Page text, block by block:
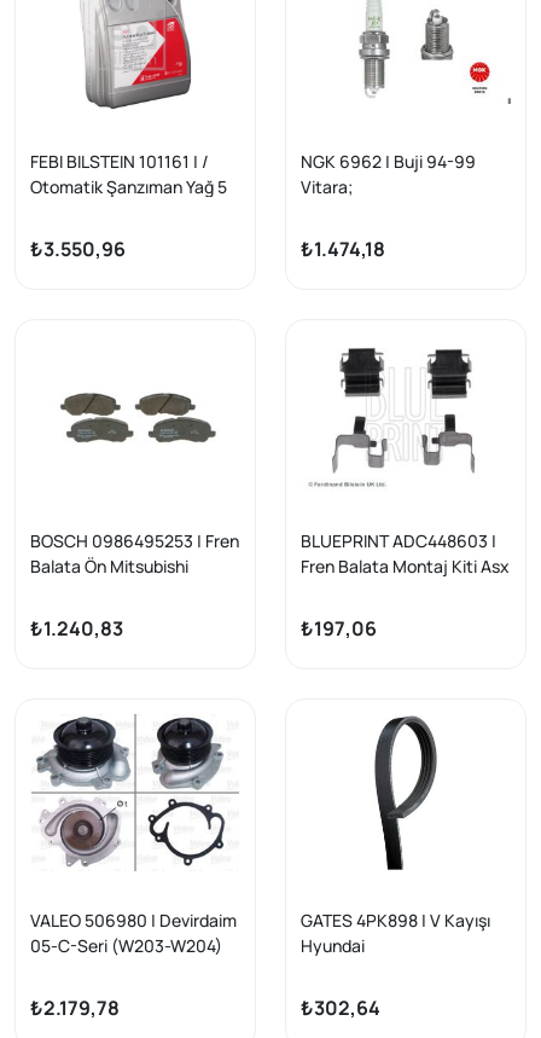
FEBI BILSTEIN 101161 | /
Otomatik Şanzıman Yağ 5
₺3.550,96
NGK 6962 | Buji 94-99
Vitara;
y/Alto/Baleno/Carry/Jimn
y/Swift/X-90/Aplause | 10
₺1.474,18
BOSCH 0986495253 | Fren
Balata Ön Mitsubishi
13
₺1.240,83
BLUEPRINT ADC448603 |
Fren Balata Montaj Kiti Asx
4X4 Lancer VIII 4X4
Montero 4X4 Out
₺197,06
VALEO 506980 | Devirdaim
05-C-Seri (W203-W204)
(W639) Sprinter
₺2.179,78
GATES 4PK898 | V Kayışı
Hyundai
dm/Getz/Elantra 1.3 94-
₺302,64